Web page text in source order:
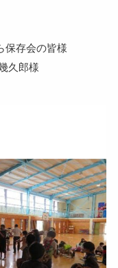
保存会の皆様
久郎様